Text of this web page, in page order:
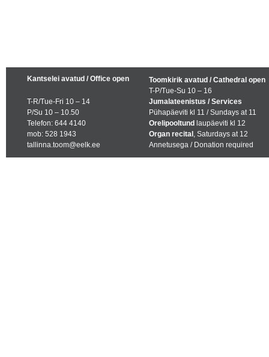
Kantselei avatud / Office open
T-R/Tue-Fri 10 – 14
P/Su 10 – 10.50
Telefon: 644 4140
mob: 528 1943
tallinna.toom@eelk.ee
Toomkirik avatud / Cathedral open
T-P/Tue-Su 10 – 16
Jumalateenistus / Services
Pühapäeviti kl 11 / Sundays at 11
Orelipooltund laupäeviti kl 12
Organ recital , Saturdays at 12
Annetusega / Donation required